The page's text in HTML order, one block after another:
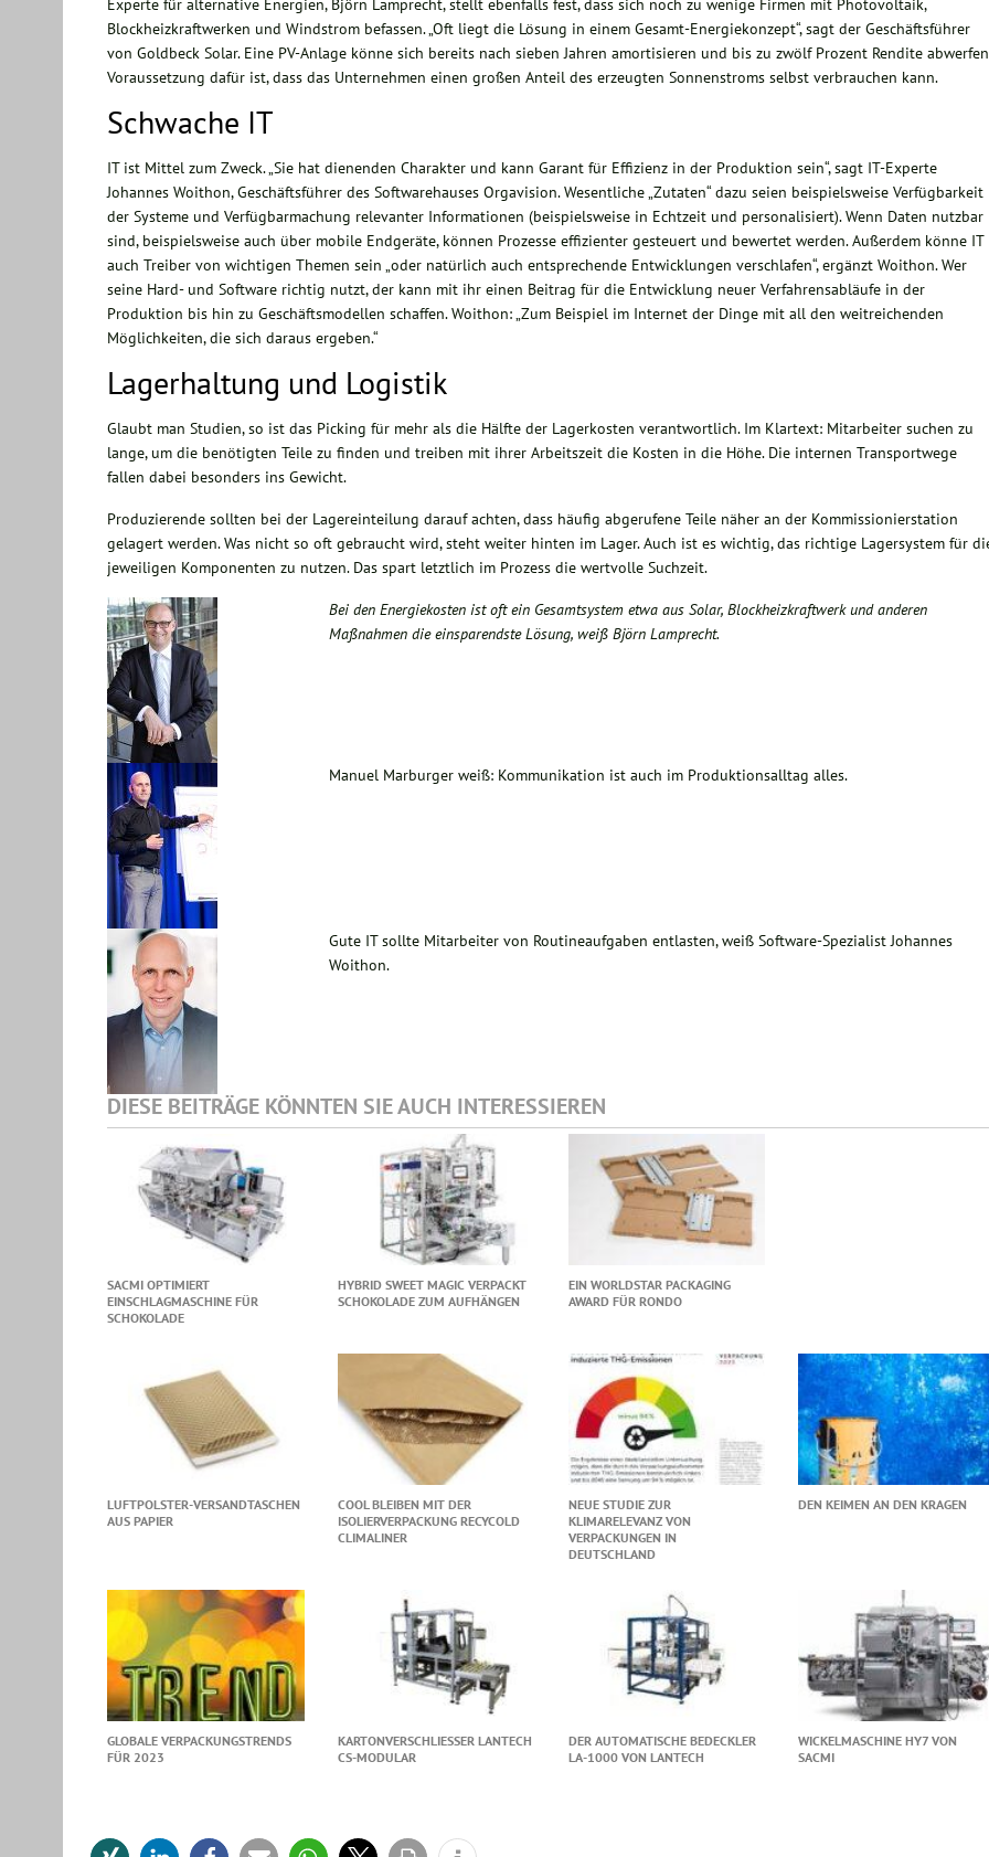
Experte für alternative Energien, Björn Lamprecht, stellt ebenfalls fest, dass sich noch zu wenige Firmen mit Photovoltaik,
Blockheizkraftwerken und Windstrom befassen. „Oft liegt die Lösung in einem Gesamt-Energiekonzept“, sagt der Geschäftsführer
von Goldbeck Solar. Eine PV-Anlage könne sich bereits nach sieben Jahren amortisieren und bis zu zwölf Prozent Rendite
Voraussetzung dafür ist, dass das Unternehmen einen großen Anteil des erzeugten Sonnenstroms selbst verbrauchen kann.
Schwache IT
IT ist Mittel zum Zweck. „Sie hat dienenden Charakter und kann Garant für Effizienz in der Produktion sein“, sagt IT-Experte
Johannes Woithon, Geschäftsführer des Softwarehauses Orgavision. Wesentliche „Zutaten“ dazu seien beispielsweise Verfügbarkeit
der Systeme und Verfügbarmachung relevanter Informationen (beispielsweise in Echtzeit und personalisiert). Wenn Daten nutzbar
sind, beispielsweise auch über mobile Endgeräte, können Prozesse effizienter gesteuert und bewertet werden. Außerdem könne IT
auch Treiber von wichtigen Themen sein „oder natürlich auch entsprechende Entwicklungen verschlafen“, ergänzt Woithon. Wer
seine Hard- und Software richtig nutzt, der kann mit ihr einen Beitrag für die Entwicklung neuer Verfahrensabläufe in der
Produktion bis hin zu Geschäftsmodellen schaffen. Woithon: „Zum Beispiel im Internet der Dinge mit all den weitreichenden
Möglichkeiten, die sich daraus ergeben.“
Lagerhaltung und Logistik
Glaubt man Studien, so ist das Picking für mehr als die Hälfte der Lagerkosten verantwortlich. Im Klartext: Mitarbeiter suchen zu
lange, um die benötigten Teile zu finden und treiben mit ihrer Arbeitszeit die Kosten in die Höhe. Die internen Transportwege
fallen dabei besonders ins Gewicht.
Produzierende sollten bei der Lagereinteilung darauf achten, dass häufig abgerufene Teile näher an der Kommissionierstation
gelagert werden. Was nicht so oft gebraucht wird, steht weiter hinten im Lager. Auch ist es wichtig, das richtige Lagersystem für
jeweiligen Komponenten zu nutzen. Das spart letztlich im Prozess die wertvolle Suchzeit.
Bei den Energiekosten ist oft ein Gesamtsystem etwa aus Solar, Blockheizkraftwerk und anderen
Maßnahmen die einsparendste Lösung, weiß Björn Lamprecht.
Manuel Marburger weiß: Kommunikation ist auch im Produktionsalltag alles.
Gute IT sollte Mitarbeiter von Routineaufgaben entlasten, weiß Software-Spezialist Johannes
Woithon.
DIESE BEITRÄGE KÖNNTEN SIE AUCH INTERESSIEREN
SACMI OPTIMIERT
EINSCHLAGMASCHINE FÜR
SCHOKOLADE
HYBRID SWEET MAGIC VERPACKT
SCHOKOLADE ZUM AUFHÄNGEN
EIN WORLDSTAR PACKAGING
AWARD FÜR RONDO
LUFTPOLSTER-VERSANDTASCHEN
AUS PAPIER
COOL BLEIBEN MIT DER
ISOLIERVERPACKUNG RECYCOLD
CLIMALINER
NEUE STUDIE ZUR
KLIMARELEVANZ VON
VERPACKUNGEN IN
DEUTSCHLAND
DEN KEIMEN AN DEN KRAGEN
GLOBALE VERPACKUNGSTRENDS
FÜR 2023
KARTONVERSCHLIESSER LANTECH C
S-MODULAR
DER AUTOMATISCHE BEDECKLER
LA-1000 VON LANTECH
WICKELMASCHINE HY7 VON
SACMI